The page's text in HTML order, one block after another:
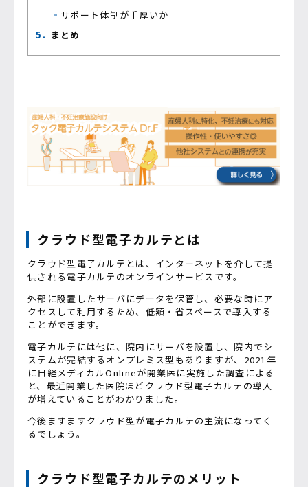
サポート体制が手厚いか
まとめ
クラウド型電子カルテとは
クラウド型電子カルテとは、インターネットを介して提
供される電子カルテのオンラインサービスです。
外部に設置したサーバにデータを保管し、必要な時にア
クセスして利用するため、低額・省スペースで導入する
ことができます。
電子カルテには他に、院内にサーバを設置し、院内でシ
ステムが完結するオンプレミス型もありますが、2021年
に日経メディカルOnlineが開業医に実施した調査による
と、最近開業した医院ほどクラウド型電子カルテの導入
が増えていることがわかりました。
今後ますますクラウド型が電子カルテの主流になってく
るでしょう。
クラウド型電子カルテのメリット